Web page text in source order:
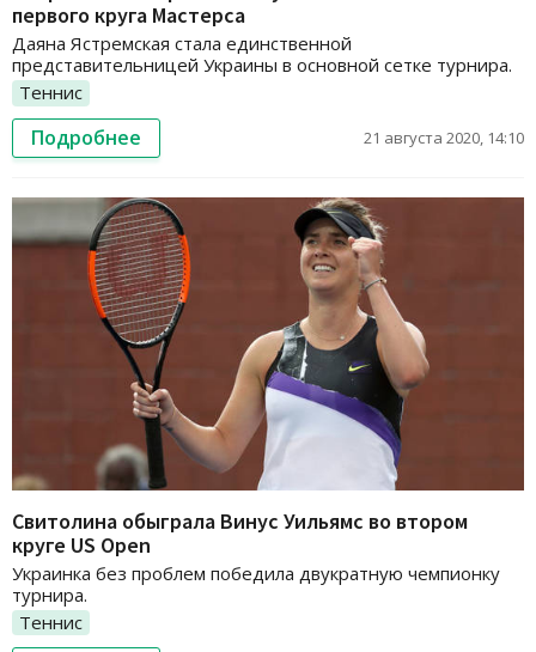
первого круга Мастерса
Даяна Ястремская стала единственной
представительницей Украины в основной сетке турнира.
Теннис
Подробнее 21 августа 2020, 14:10
Свитолина обыграла Винус Уильямс во втором
круге US Open
Украинка без проблем победила двукратную чемпионку
турнира.
Теннис